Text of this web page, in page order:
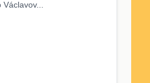
Václavov...